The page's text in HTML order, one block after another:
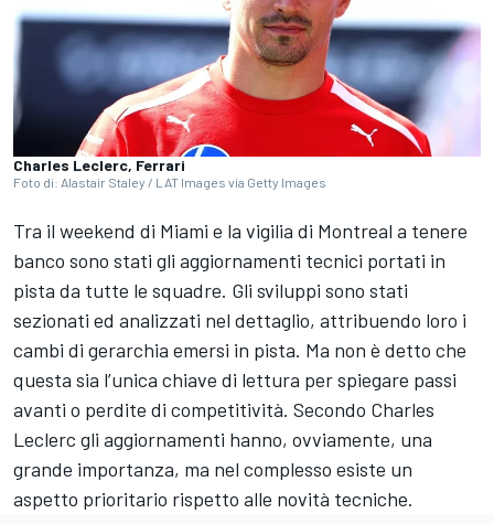
Charles Leclerc, Ferrari
Foto di: Alastair Staley / LAT Images via Getty Images
Tra il weekend di Miami e la vigilia di Montreal a tenere
banco sono stati gli aggiornamenti tecnici portati in
pista da tutte le squadre. Gli sviluppi sono stati
sezionati ed analizzati nel dettaglio, attribuendo loro i
cambi di gerarchia emersi in pista. Ma non è detto che
questa sia l’unica chiave di lettura per spiegare passi
avanti o perdite di competitività. Secondo Charles
Leclerc gli aggiornamenti hanno, ovviamente, una
grande importanza, ma nel complesso esiste un
aspetto prioritario rispetto alle novità tecniche.